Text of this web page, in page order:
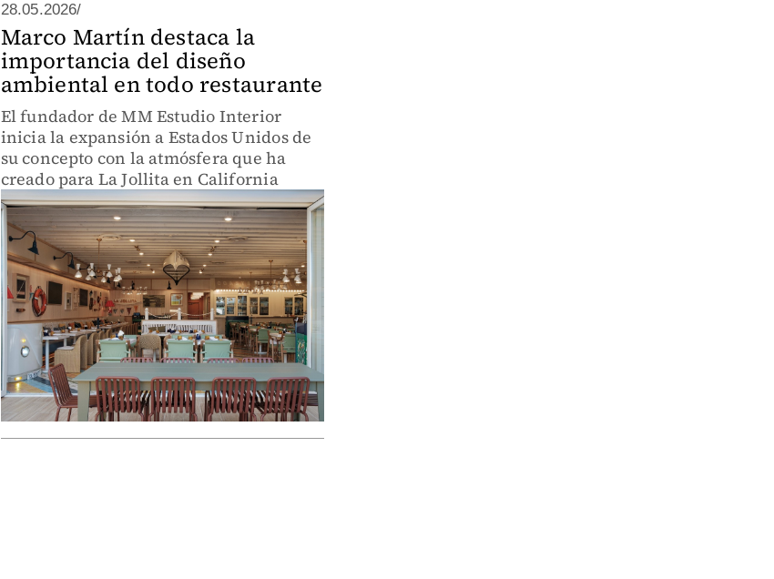
28.05.2026/
Marco Martín destaca la
importancia del diseño
ambiental en todo restaurante
El fundador de MM Estudio Interior
inicia la expansión a Estados Unidos de
su concepto con la atmósfera que ha
creado para La Jollita en California